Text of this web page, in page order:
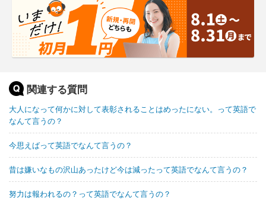
関連する質問
大人になって何かに対して表彰されることはめったにない。って英語で
なんて言うの？
今思えばって英語でなんて言うの？
昔は嫌いなもの沢山あったけど今は減ったって英語でなんて言うの？
努力は報われるの？って英語でなんて言うの？